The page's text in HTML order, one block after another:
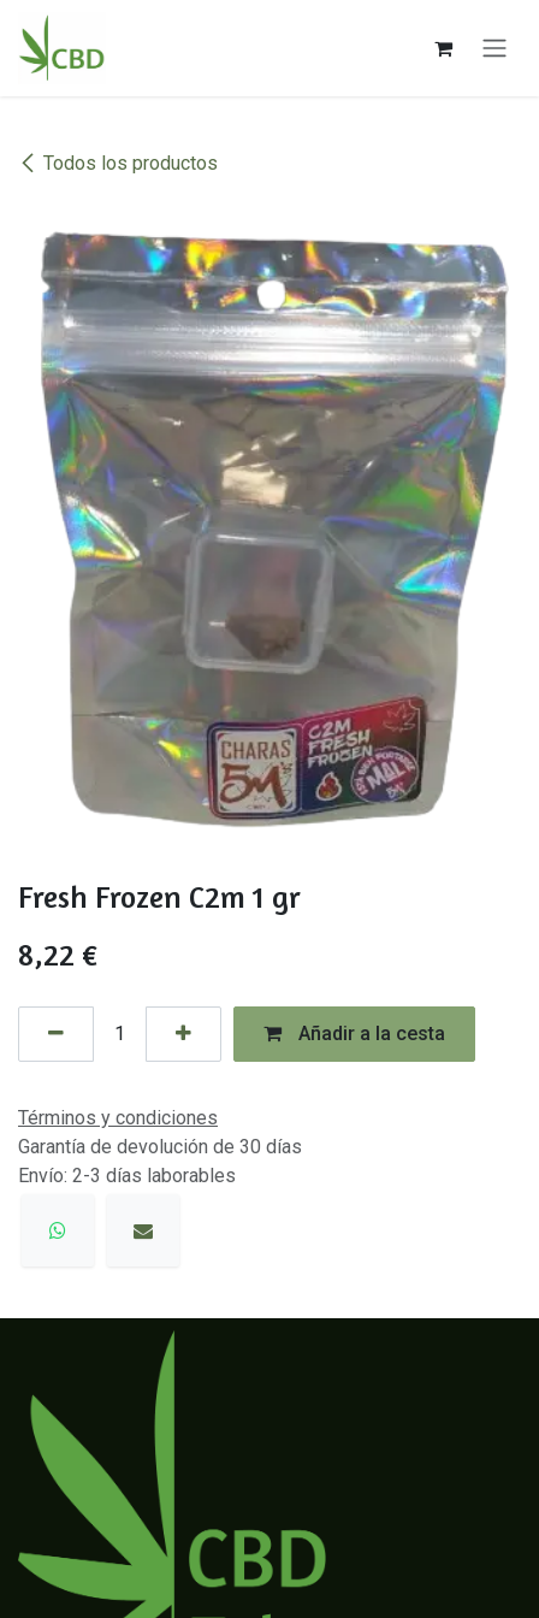
Ir al contenido
Todos los productos
Fresh Frozen C2m 1 gr
8,22 €
Añadir a la cesta
Términos y condiciones
Garantía de devolución de 30 días
Envío: 2-3 días laborables